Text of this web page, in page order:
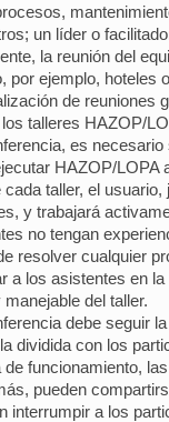
un líder o
la reunión del
por ejemplo, hoteles
de reuniones
talleres HAZOP/
es
HAZOP/
taller, el
y trabajará
no tengan
resolver cualquier
a los asistentes en
del taller.
debe seguir
dividida con los
funcionamiento,
pueden
interrumpir a los